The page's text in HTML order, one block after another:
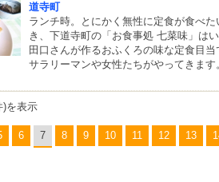
道寺町
ランチ時。とにかく無性に定食が食べた
き、下道寺町の「お食事処 七菜味」は
田口さんが作るおふくろの味な定食目
サラリーマンや女性たちがやってきま
)を表示
6 7 8 9 10 11 12 13